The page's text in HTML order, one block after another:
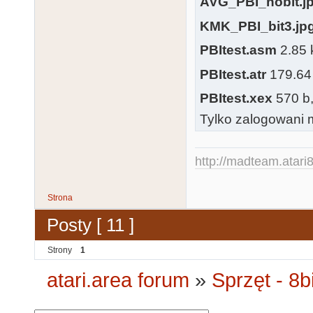
       # iA14 & !iA15 & !rf20 & !iPB5 & iSWITCH_ON &
isHaltCPU &
       # !f21
oCAS64.oe =
!oCASsimm
!iCAS &
            # iA14 & !iA15 & f21 & rf20  & !iPB4 &
            # iA14 & !iA15 & f21 & !rf20 & !iPB5 &
            # !iREF
;memory
oCASsimm.oe
PBItest.asm 2.85
PBItest.atr
PBItest.xex 570
Tylko zalogowani
http://
Strona
Posty [ 11 ]
Strony 1
atari.area forum » Sprzęt -